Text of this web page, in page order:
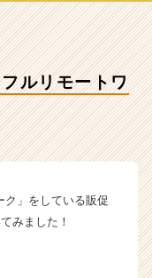
ルリモートワ
ク」をしている販促
みました！